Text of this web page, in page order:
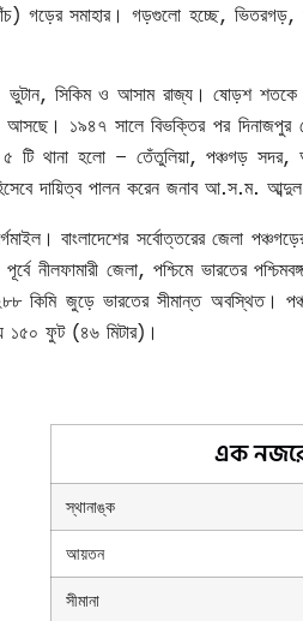
গড়ের সমাহার। গড়গুলো হচ্ছে,
সিকিম ও আসাম রাজ্য। ষোড়শ শতকে
আসছে। ১৯৪৭ সালে বিভক্তির পর
টি থানা হলো – তেঁতুলিয়া, পঞ্চগড় সদর,
দায়িত্ব পালন করেন জনাব আ.স.ম. আব্দুল
বাংলাদেশের সর্বোত্তরের জেলা
নীলফামারী জেলা, পশ্চিমে ভারতের
কিমি জুড়ে ভারতের সীমান্ত অবস্থিত।
১৫০ ফুট (৪৬ মিটার)।
এক
স্থানাঙ্ক
আয়তন
সীমানা